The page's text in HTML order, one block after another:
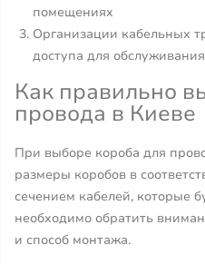
помещениях
Организации кабельных
доступа для обслуживания
Как правильно
провода в Киеве
При выборе короба для
размеры коробов в
сечением кабелей, которые
необходимо обратить
и способ монтажа.